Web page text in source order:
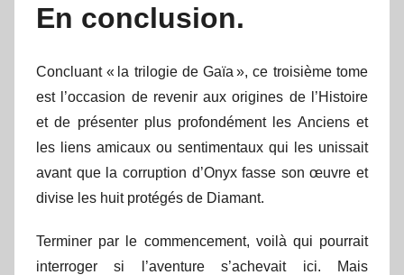
En conclusion.
Concluant « la trilogie de Gaïa », ce troisième tome
est l’occasion de revenir aux origines de l’Histoire
et de présenter plus profondément les Anciens et
les liens amicaux ou sentimentaux qui les unissait
avant que la corruption d’Onyx fasse son œuvre et
divise les huit protégés de Diamant.
Terminer par le commencement, voilà qui pourrait
interroger si l’aventure s’achevait ici. Mais